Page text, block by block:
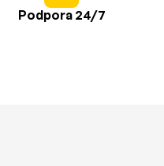
Podpora 24/7